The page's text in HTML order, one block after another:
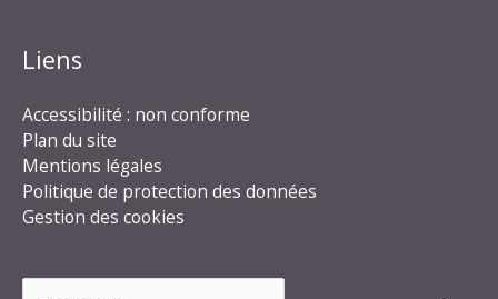
Liens
Accessibilité : non conforme
Plan du site
Mentions légales
Politique de protection des données
Gestion des cookies